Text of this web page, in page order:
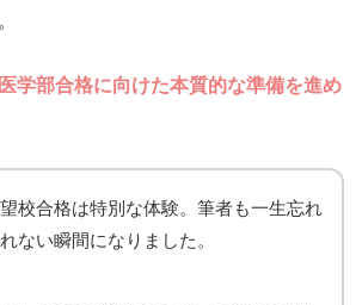
学部合格に向けた本質的な準備を進め
校合格は特別な体験。筆者も一生忘れ
ない瞬間になりました。